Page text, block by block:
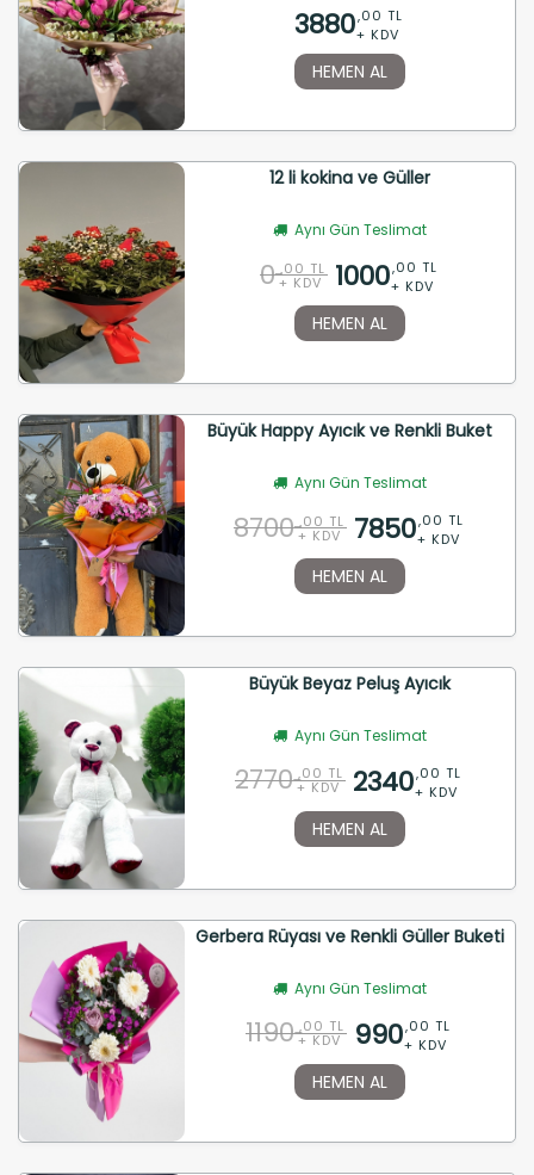
3880,00 TL
+ KDV
HEMEN AL
12 li kokina ve Güller
Aynı Gün Teslimat
0 ,00 TL
+ KDV 1000,00 TL
+ KDV
HEMEN AL
Büyük Happy Ayıcık ve Renkli Buket
Aynı Gün Teslimat
8700 ,00 TL
+ KDV 7850,00 TL
+ KDV
HEMEN AL
Büyük Beyaz Peluş Ayıcık
Aynı Gün Teslimat
2770 ,00 TL
+ KDV 2340,00 TL
+ KDV
HEMEN AL
Gerbera Rüyası ve Renkli Güller Buketi
Aynı Gün Teslimat
1190 ,00 TL
+ KDV 990,00 TL
+ KDV
HEMEN AL